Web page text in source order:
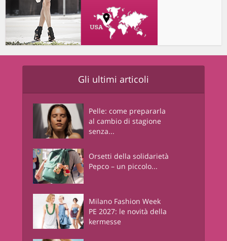
Gli ultimi articoli
Pelle: come prepararla
al cambio di stagione
senza...
Orsetti della solidarietà
Pepco – un piccolo...
Milano Fashion Week
PE 2027: le novità della
kermesse